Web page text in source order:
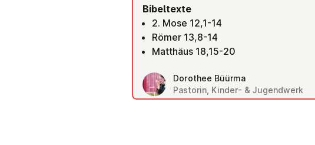
Bibeltexte
2. Mose 12,1-14
Römer 13,8-14
Matthäus 18,15-20
Dorothee Büürma
Pastorin, Kinder- & Jugendwerk